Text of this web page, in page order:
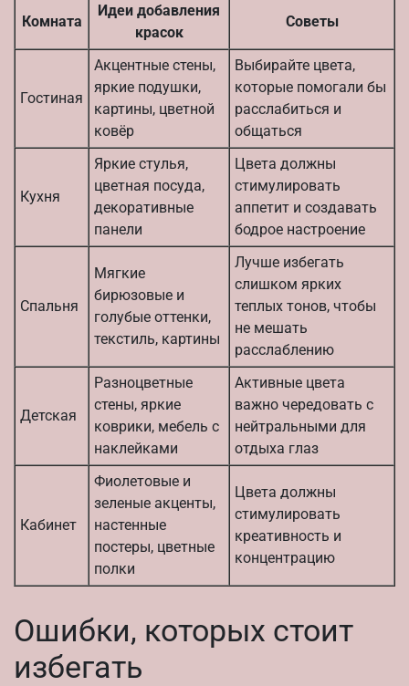
Комната
Идеи добавления
красок
Советы
Гостиная
Акцентные стены,
яркие подушки,
картины, цветной
ковёр
Выбирайте цвета,
которые помогали бы
расслабиться и
общаться
Кухня
Яркие стулья,
цветная посуда,
декоративные
панели
Цвета должны
стимулировать
аппетит и создавать
бодрое настроение
Спальня
Мягкие
бирюзовые и
голубые оттенки,
текстиль, картины
Лучше избегать
слишком ярких
теплых тонов, чтобы
не мешать
расслаблению
Детская
Разноцветные
стены, яркие
коврики, мебель с
наклейками
Активные цвета
важно чередовать с
нейтральными для
отдыха глаз
Кабинет
Фиолетовые и
зеленые акценты,
настенные
постеры, цветные
полки
Цвета должны
стимулировать
креативность и
концентрацию
Ошибки, которых стоит
избегать